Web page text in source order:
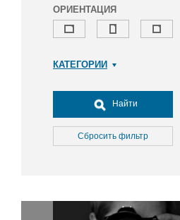
ОРИЕНТАЦИЯ
КАТЕГОРИИ
Досуг, туризм и отдых
Культура
Медицина
Окружающая среда
Найти
Сбросить фильтр